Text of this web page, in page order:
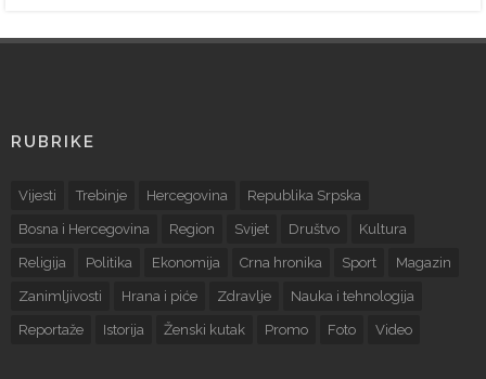
RUBRIKE
Vijesti Trebinje Hercegovina Republika Srpska
Bosna i Hercegovina Region Svijet Društvo Kultura
Religija Politika Ekonomija Crna hronika Sport Magazin
Zanimljivosti Hrana i piće Zdravlje Nauka i tehnologija
Reportaže Istorija Ženski kutak Promo Foto Video